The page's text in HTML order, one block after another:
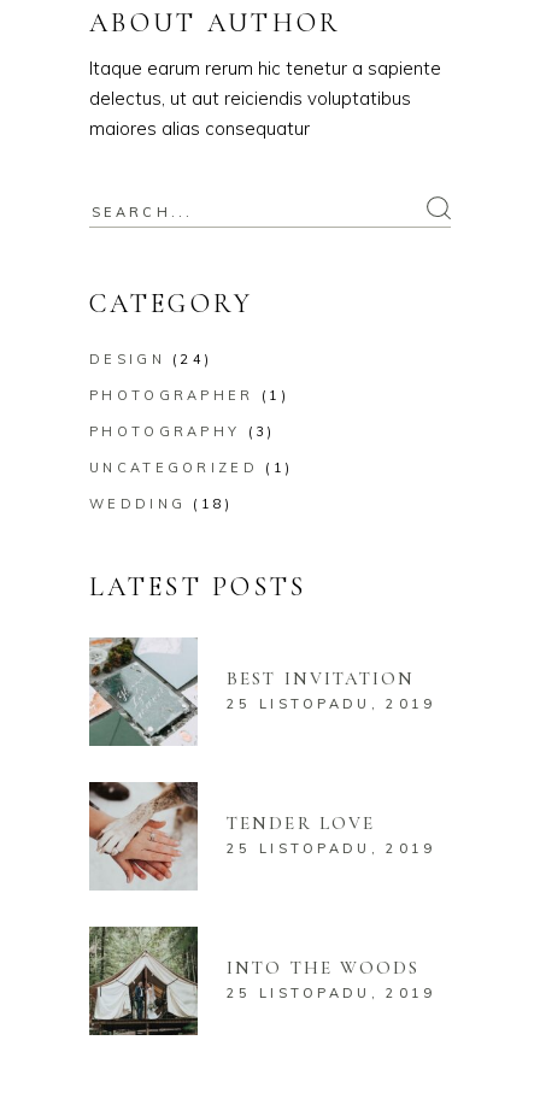
ABOUT AUTHOR
Itaque earum rerum hic tenetur a sapiente
delectus, ut aut reiciendis voluptatibus
maiores alias consequatur
CATEGORY
DESIGN (24)
PHOTOGRAPHER (1)
PHOTOGRAPHY (3)
UNCATEGORIZED (1)
WEDDING (18)
LATEST POSTS
BEST INVITATION
25 LISTOPADU, 2019
TENDER LOVE
25 LISTOPADU, 2019
INTO THE WOODS
25 LISTOPADU, 2019